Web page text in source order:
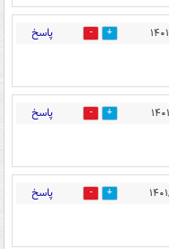
4 پاسخ
9 پاسخ
6 پاسخ